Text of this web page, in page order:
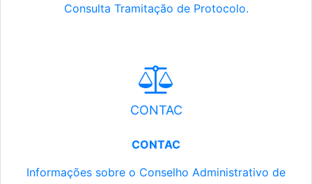
Consulta Tramitação de Protocolo.
CONTAC
CONTAC
Informações sobre o Conselho Administrativo de